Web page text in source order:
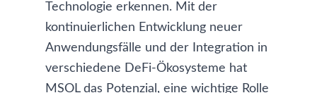
Technologie erkennen. Mit der
kontinuierlichen Entwicklung neuer
Anwendungsfälle und der Integration in
verschiedene DeFi-Ökosysteme hat
MSOL das Potenzial, eine wichtige Rolle